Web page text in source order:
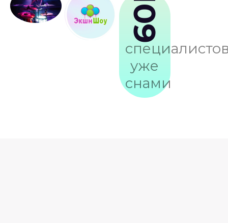
109
уже
снами